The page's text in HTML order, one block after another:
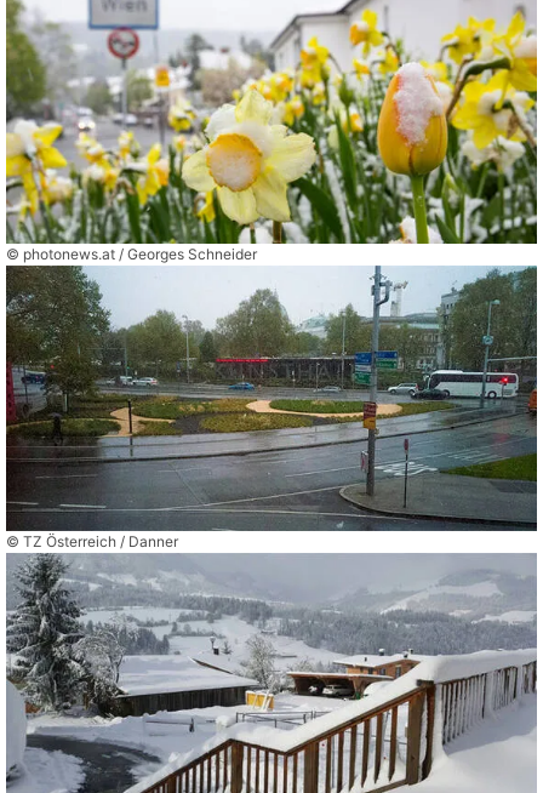
© photonews.at / Georges Schneider
© TZ Österreich / Danner